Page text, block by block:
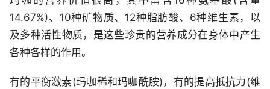
14.67%)、10种矿物质、12种脂肪酸、6种维生素，以
及多种活性物质，是这些珍贵的营养成分在身体中产生
各种各样的作用。
有的平衡激素(玛咖稀和玛咖酰胺)，有的提高抵抗力(维